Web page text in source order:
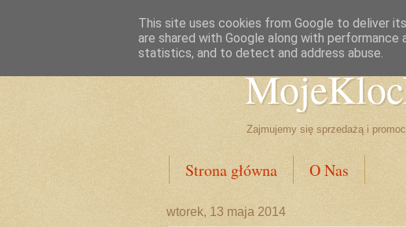
Zabawki
Zajmujemy się sprzedażą i
Strona główna O Nas
wtorek, 13 maja 2014
This site uses cookies from Google to deliver
are shared with Google along with
statistics, and to detect and address abuse.